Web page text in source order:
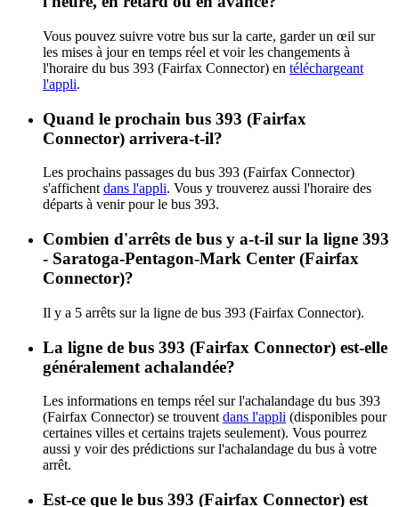
Vous pouvez suivre votre bus sur la carte, garder un œil sur
les mises à jour en temps réel et voir les changements à
l'horaire du bus 393 (Fairfax Connector) en téléchargeant
l'appli.
Quand le prochain bus 393 (Fairfax
Connector) arrivera-t-il?
Les prochains passages du bus 393 (Fairfax Connector)
s'affichent dans l'appli. Vous y trouverez aussi l'horaire des
départs à venir pour le bus 393.
Combien d'arrêts de bus y a-t-il sur la ligne 393
- Saratoga-Pentagon-Mark Center (Fairfax
Connector)?
Il y a 5 arrêts sur la ligne de bus 393 (Fairfax Connector).
La ligne de bus 393 (Fairfax Connector) est-elle
généralement achalandée?
Les informations en temps réel sur l'achalandage du bus 393
(Fairfax Connector) se trouvent dans l'appli (disponibles pour
certaines villes et certains trajets seulement). Vous pourrez
aussi y voir des prédictions sur l'achalandage du bus à votre
arrêt.
Est-ce que le bus 393 (Fairfax Connector) est